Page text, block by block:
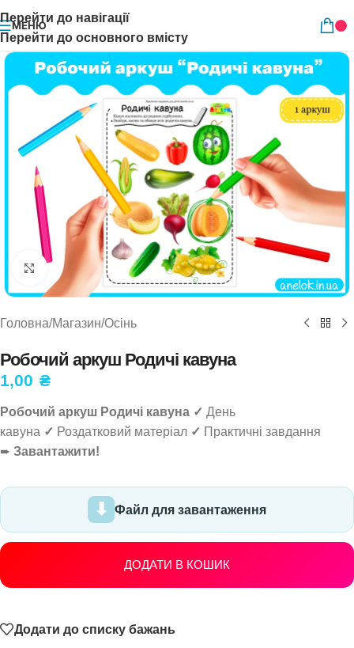
Перейти до навігації
Перейти до основного вмісту
МЕНЮ
Натисніть, щоб збільшити
Головна/Магазин/Осінь
Робочий аркуш Родичі кавуна
1,00 ₴
Робочий аркуш Родичі кавуна ✓ День
кавуна ✓ Роздатковий матеріал ✓ Практичні завдання
➨ Завантажити!
Файл для завантаження
ДОДАТИ В КОШИК
Додати до списку бажань